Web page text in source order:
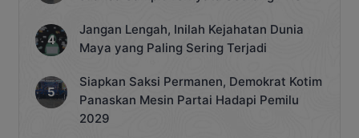
Jangan Lengah, Inilah Kejahatan Dunia
Maya yang Paling Sering Terjadi
Siapkan Saksi Permanen, Demokrat Kotim
Panaskan Mesin Partai Hadapi Pemilu
2029